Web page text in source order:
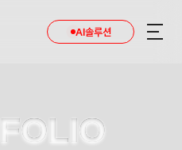
AI솔루션
FOLIO